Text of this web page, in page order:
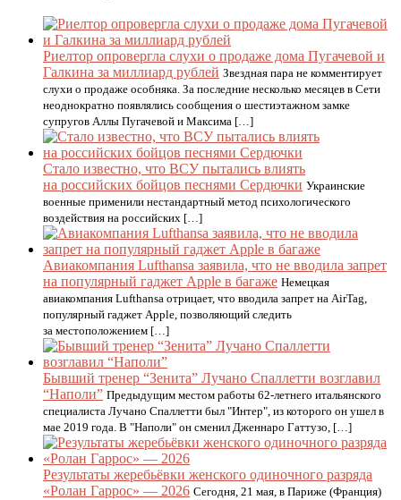
Риелтор опровергла слухи о продаже дома Пугачевой и
Галкина за миллиард рублей Звездная пара не комментирует
слухи о продаже особняка. За последние несколько месяцев в Сети
неоднократно появлялись сообщения о шестиэтажном замке
супругов Аллы Пугачевой и Максима […]
Стало известно, что ВСУ пытались влиять
на российских бойцов песнями Сердючки Украинские
военные применили нестандартный метод психологического
воздействия на российских […]
Авиакомпания Lufthansa заявила, что не вводила запрет
на популярный гаджет Apple в багаже Немецкая
авиакомпания Lufthansa отрицает, что вводила запрет на AirTag,
популярный гаджет Apple, позволяющий следить
за местоположением […]
Бывший тренер “Зенита” Лучано Спаллетти возглавил
“Наполи” Предыдущим местом работы 62-летнего итальянского
специалиста Лучано Спаллетти был "Интер", из которого он ушел в
мае 2019 года. В "Наполи" он сменил Дженнаро Гаттузо, […]
Результаты жеребьёвки женского одиночного разряда
«Ролан Гаррос» — 2026 Сегодня, 21 мая, в Париже (Франция)